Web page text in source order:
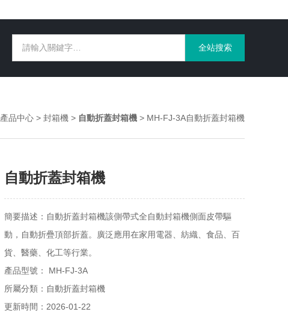
產品中心 > 封箱機 > 自動折蓋封箱機 > MH-FJ-3A自動折蓋封箱機
自動折蓋封箱機
簡要描述：自動折蓋封箱機該側帶式全自動封箱機側面皮帶驅
動，自動折疊頂部折蓋。廣泛應用在家用電器、紡織、食品、百
貨、醫藥、化工等行業。
特點：
? 封箱機封箱帶度快，在工作量較大的地方每臺機器每天需要工
作16小時；
產品型號： MH-FJ-3A
所屬分類：自動折蓋封箱機
更新時間：2026-01-22